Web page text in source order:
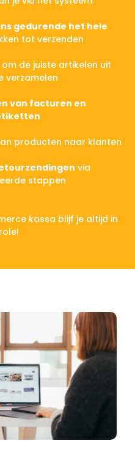
gedurende het hele
tot verzenden
om de juiste artikelen uit
verzamelen
van facturen en
producten naar klanten
via
stappen
kassa blijf je altijd in